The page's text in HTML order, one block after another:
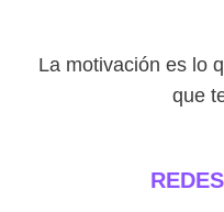
La motivación es lo
que